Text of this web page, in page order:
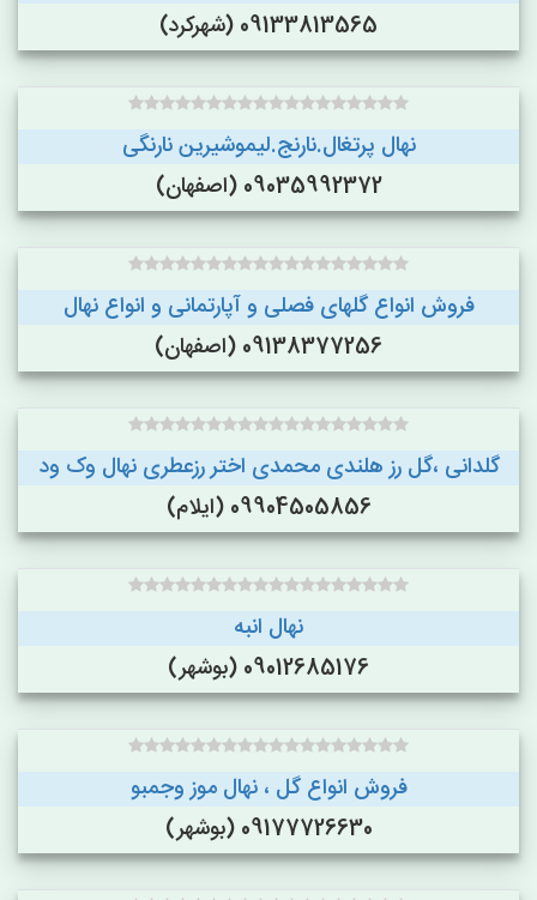
09133813565 (شهرکرد)
نهال پرتغال.نارنج.لیموشیرین نارنگی
09035992372 (اصفهان)
فروش انواع گلهای فصلی و آپارتمانی و انواع نهال
09138377256 (اصفهان)
گلدانی ،گل رز هلندی محمدی اختر رزعطری نهال وک ود
09904505856 (ایلام)
نهال انبه
09012685176 (بوشهر)
فروش انواع گل ، نهال موز وجمبو
09177726630 (بوشهر)